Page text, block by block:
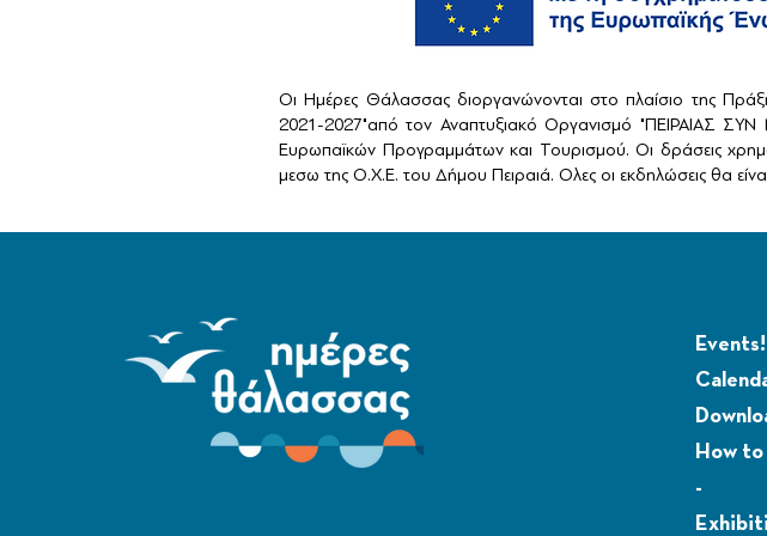
Οι Ημέρες Θάλασσας διοργανώνονται στο πλαίσιο της
2021-2027"από τον Αναπτυξιακό Οργανισμό "ΠΕΙΡΑΙΑΣ
Ευρωπαϊκών Προγραμμάτων και Τουρισμού. Οι δράσεις
μεσω της Ο.Χ.Ε. του Δήμου Πειραιά. Ολες οι εκδηλώσεις θα
Events!
How
-